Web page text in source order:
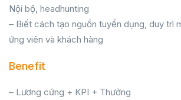
Nội bộ, headhunting
– Biết cách tạo nguồn tuyển dụng, duy trì
ứng viên và khách hàng
Benefit
– Lương cứng + KPI + Thưởng